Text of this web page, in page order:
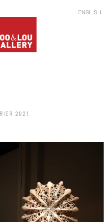
ENGLISH
2021 .